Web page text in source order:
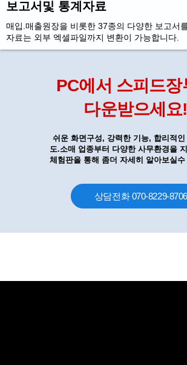
보고서및 통계자료
매입.매출원장을 비롯한 37종의 다양한 보고서
자료는 외부 엑셀파일까지 변환이 가능합니다.
PC에서 스피드장
다운받으세요!
쉬운 화면구성, 강력한 기능, 합리적인
도.소매 업종부터 다양한 사무환경을
체험판을 통해 좀더 자세히 알아보실수
상담전화 070-8229-8706